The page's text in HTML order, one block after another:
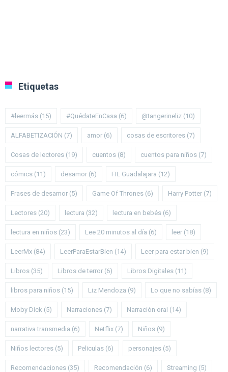
Etiquetas
#leermás (15) #QuédateEnCasa (6) @tangerineliz (10)
ALFABETIZACIÓN (7) amor (6) cosas de escritores (7)
Cosas de lectores (19) cuentos (8) cuentos para niños (7)
cómics (11) desamor (6) FIL Guadalajara (12)
Frases de desamor (5) Game Of Thrones (6) Harry Potter (7)
Lectores (20) lectura (32) lectura en bebés (6)
lectura en niños (23) Lee 20 minutos al día (6) leer (18)
LeerMx (84) LeerParaEstarBien (14) Leer para estar bien (9)
Libros (35) Libros de terror (6) Libros Digitales (11)
libros para niños (15) Liz Mendoza (9) Lo que no sabías (8)
Moby Dick (5) Narraciones (7) Narración oral (14)
narrativa transmedia (6) Netflix (7) Niños (9)
Niños lectores (5) Peliculas (6) personajes (5)
Recomendaciones (35) Recomendación (6) Streaming (5)